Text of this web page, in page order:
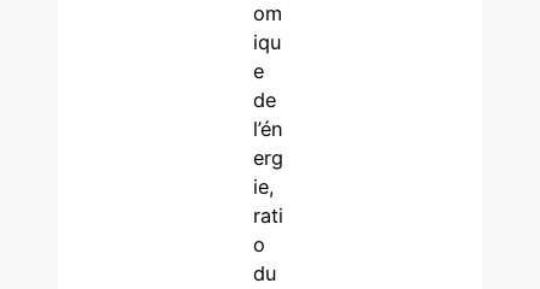
om
iqu
e
de
l’én
erg
ie,
rati
o
du